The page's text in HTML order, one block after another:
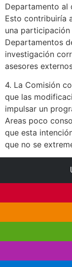
Departamento al
Esto contribuiría
una
Departamentos
investigación
asesores
4. La Comisión
que las
impulsar un
Areas poco
que esta
que no se